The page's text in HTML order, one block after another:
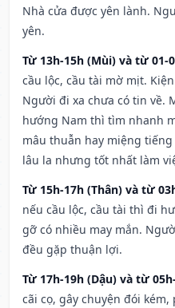
Nhà cửa được yên lành.
yên.
Từ 13h-15h (Mùi) và từ 01-
cầu lộc, cầu tài mờ mịt.
Người đi xa chưa có tin về.
hướng Nam thì tìm nhanh
mâu thuẫn hay miệng
lâu la nhưng tốt nhất làm
Từ 15h-17h (Thân) và từ
nếu cầu lộc, cầu tài thì đi
gỡ có nhiều may mắn.
đều gặp thuận lợi.
Từ 17h-19h (Dậu) và từ
cãi cọ, gây chuyện đói